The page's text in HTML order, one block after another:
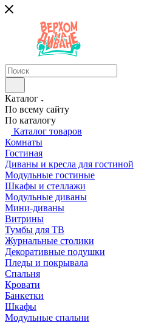
Каталог
По всему сайту
По каталогу
Каталог товаров
Комнаты
Гостиная
Диваны и кресла для гостиной
Модульные гостиные
Шкафы и стеллажи
Модульные диваны
Мини-диваны
Витрины
Тумбы для ТВ
Журнальные столики
Декоративные подушки
Пледы и покрывала
Спальня
Кровати
Банкетки
Шкафы
Модульные спальни